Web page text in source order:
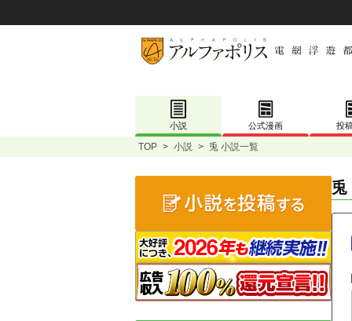
小説 公式漫画 投
TOP > 小説 > 兎 小説一覧
兎